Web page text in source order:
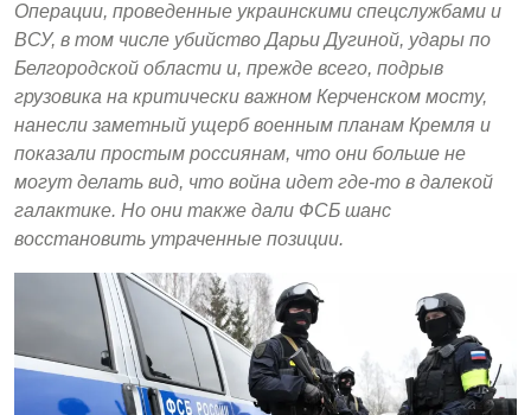
Операции, проведенные украинскими спецслужбами и
ВСУ, в том числе убийство Дарьи Дугиной, удары по
Белгородской области и, прежде всего, подрыв
грузовика на критически важном Керченском мосту,
нанесли заметный ущерб военным планам Кремля и
показали простым россиянам, что они больше не
могут делать вид, что война идет где-то в далекой
галактике. Но они также дали ФСБ шанс
восстановить утраченные позиции.